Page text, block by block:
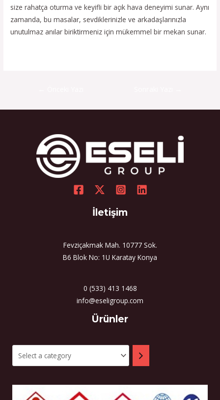
size rahatça oturma ve keyifli bir açık hava deneyimi sunar. Aynı
zamanda, bu masalar, sevdiklerinizle ve arkadaşlarınızla
unutulmaz anılar biriktirmeniz için mükemmel bir mekan sunar.
İletişim
Fevziçakmak Mah. 10777 Sok.
B6 Blok No: 1U Karatay Konya
0 (533) 413 1468
info@eseligroup.com
Ürünler